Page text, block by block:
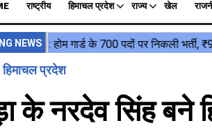
राष्ट्रीय हिमाचल प्रदेश राज्य खेल
हिमाचल प्रदेश
के नरदेव सिंह बने